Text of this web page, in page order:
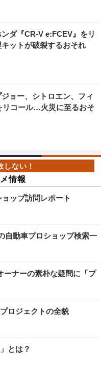
ダ『CR-V e:FCEV』をリ
ットが破裂するおそれ
ョー、シトロエン、フィ
リコール…火災に至るおそ
情報
ップ訪問レポート
動車プロショップ検索一
ーナーの素朴な疑問に「プ
ロジェクトの全貌
とは？